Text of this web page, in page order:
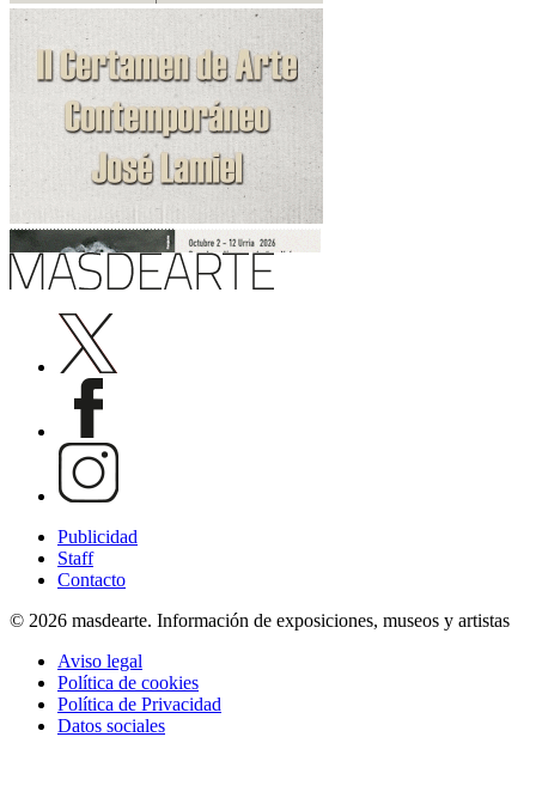
Publicidad
Staff
Contacto
© 2026 masdearte. Información de exposiciones, museos y artistas
Aviso legal
Política de cookies
Política de Privacidad
Datos sociales